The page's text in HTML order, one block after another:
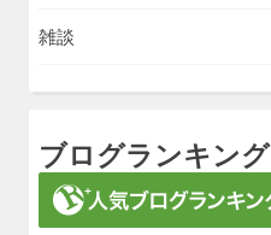
雑談
ブログランキング